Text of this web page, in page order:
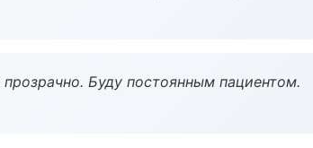
Буду постоянным пациентом.